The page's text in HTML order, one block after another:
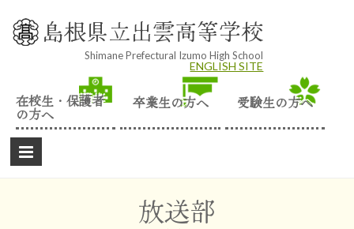
content 島根県立出雲高等学校
Shimane Prefectural Izumo High School
ENGLISH SITE
在校生・保護者
の方へ
卒業生の方へ 受験生の方へ
放送部